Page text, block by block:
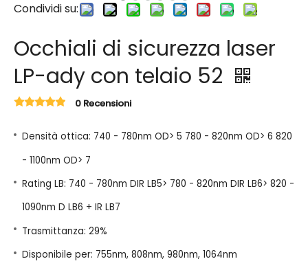
Condividi su:
Occhiali di sicurezza laser
LP-ady con telaio 52
0 Recensioni
Densità ottica: 740 - 780nm OD> 5 780 - 820nm OD> 6 820
- 1100nm OD> 7
Rating LB: 740 - 780nm DIR LB5> 780 - 820nm DIR LB6> 820 -
1090nm D LB6 + IR LB7
Trasmittanza: 29%
Disponibile per: 755nm, 808nm, 980nm, 1064nm